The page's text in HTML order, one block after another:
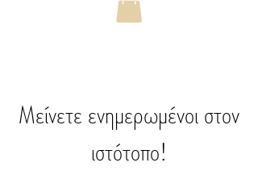
Μείνετε ενημερωμένοι στον
ιστότοπο!